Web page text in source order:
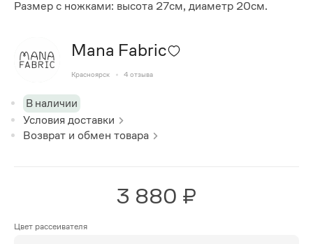
Размер с ножками: высота 27см, диаметр 20см.
Mana Fabric
Красноярск 4 отзыва
В наличии
Условия доставки
Возврат и обмен товара
3 880 ₽
Цвет рассеивателя